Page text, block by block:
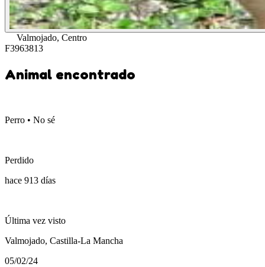
Valmojado, Centro
F3963813
Animal encontrado
Perro • No sé
Perdido
hace 913 días
Última vez visto
Valmojado, Castilla-La Mancha
05/02/24